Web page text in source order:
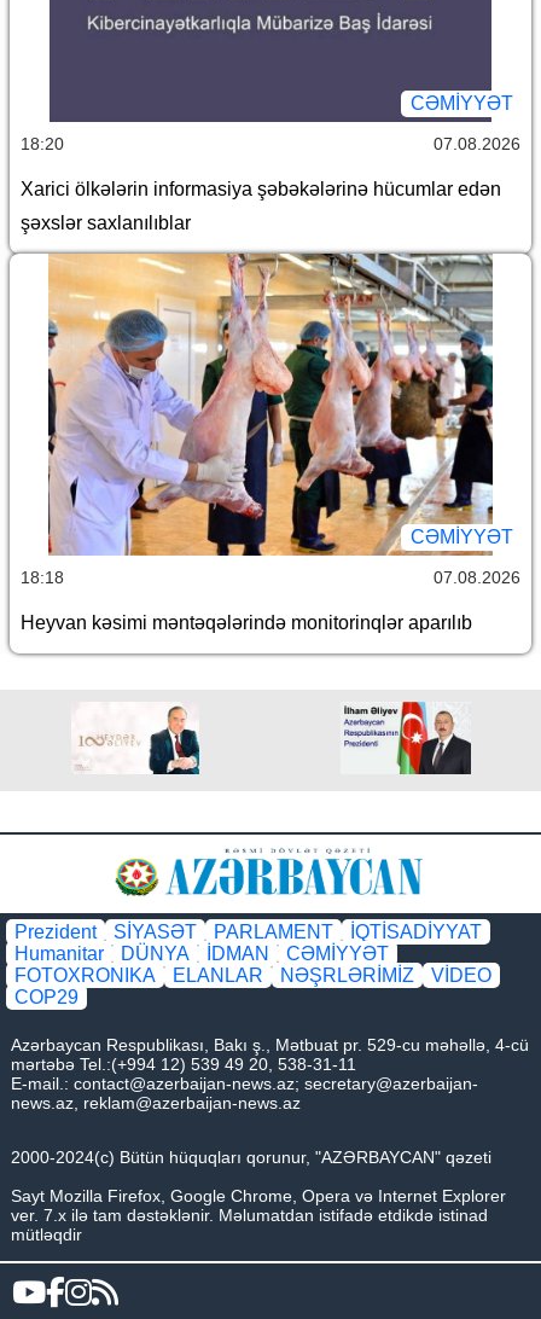
CƏMİYYƏT
18:20 07.08.2026
Xarici ölkələrin informasiya şəbəkələrinə hücumlar edən
şəxslər saxlanılıblar
CƏMİYYƏT
18:18 07.08.2026
Heyvan kəsimi məntəqələrində monitorinqlər aparılıb
Prezident SİYASƏT PARLAMENT
İQTİSADİYYAT
Humanitar
DÜNYA İDMAN
CƏMİYYƏT
FOTOXRONIKA
ELANLAR NƏŞRLƏRİMİZ
VİDEO
COP29
Azərbaycan Respublikası, Bakı ş., Mətbuat pr. 529-cu məhəllə, 4-cü
mərtəbə Tel.:(+994 12) 539 49 20, 538-31-11
E-mail.: contact@azerbaijan-news.az; secretary@azerbaijan-
news.az reklam@azerbaijan-news.az
2000-2024(c) Bütün hüquqları qorunur, "AZƏRBAYCAN" qəzeti
Sayt Mozilla Firefox, Google Chrome, Opera və Internet Explorer
ver. 7.x ilə tam dəstəklənir. Məlumatdan istifadə etdikdə istinad
mütləqdir